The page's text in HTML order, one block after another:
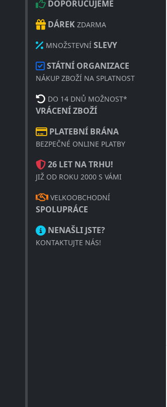
DOPORUČUJEME
DÁREK ZDARMA
MNOŽSTEVNÍ SLEVY
STÁTNÍ ORGANIZACE
NÁKUP ZBOŽÍ NA SPLATNOST
DO 14 DNŮ MOŽNOST*
VRÁCENÍ ZBOŽÍ
PLATEBNÍ BRÁNA
BEZPEČNÉ ONLINE PLATBY
26 LET NA TRHU!
JIŽ OD ROKU 2000 S VÁMI
VELKOOBCHODNÍ
SPOLUPRÁCE
NENAŠLI JSTE?
KONTAKTUJTE NÁS!